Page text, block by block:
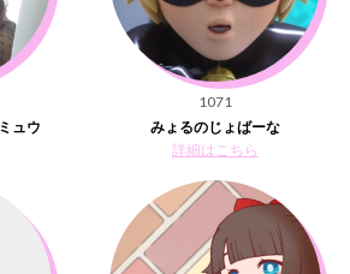
ュウ
1071
みょるのじょばーな
詳細はこちら